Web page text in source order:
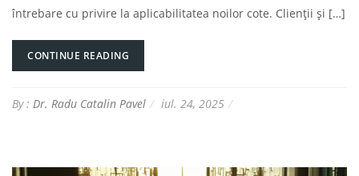
întrebare cu privire la aplicabilitatea noilor cote. Clienții și […]
CONTINUE READING
By : Dr. Radu Catalin Pavel iul. 24, 2025